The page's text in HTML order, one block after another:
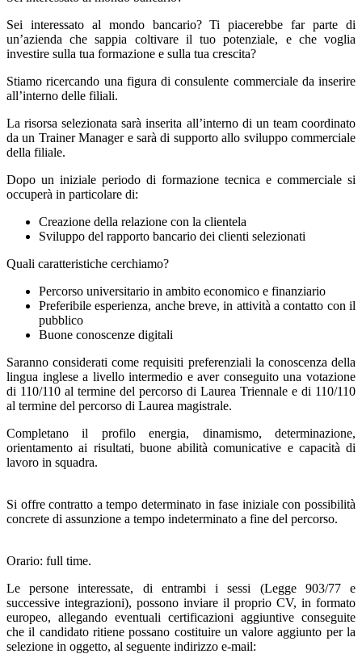
Sei interessato al mondo bancario? Ti piacerebbe far parte di
un’azienda che sappia coltivare il tuo potenziale, e che voglia
investire sulla tua formazione e sulla tua crescita?
Stiamo ricercando una figura di consulente commerciale da inserire
all’interno delle filiali.
La risorsa selezionata sarà inserita all’interno di un team coordinato
da un Trainer Manager e sarà di supporto allo sviluppo commerciale
della filiale.
Dopo un iniziale periodo di formazione tecnica e commerciale si
occuperà in particolare di:
Creazione della relazione con la clientela
Sviluppo del rapporto bancario dei clienti selezionati
Quali caratteristiche cerchiamo?
Percorso universitario in ambito economico e finanziario
Preferibile esperienza, anche breve, in attività a contatto con il
pubblico
Buone conoscenze digitali
Saranno considerati come requisiti preferenziali la conoscenza della
lingua inglese a livello intermedio e aver conseguito una votazione
di 110/110 al termine del percorso di Laurea Triennale e di 110/110
al termine del percorso di Laurea magistrale.
Completano il profilo energia, dinamismo, determinazione,
orientamento ai risultati, buone abilità comunicative e capacità di
lavoro in squadra.
Si offre contratto a tempo determinato in fase iniziale con possibilità
concrete di assunzione a tempo indeterminato a fine del percorso.
Orario: full time.
Le persone interessate, di entrambi i sessi (Legge 903/77 e
successive integrazioni), possono inviare il proprio CV, in formato
europeo, allegando eventuali certificazioni aggiuntive conseguite
che il candidato ritiene possano costituire un valore aggiunto per la
selezione in oggetto, al seguente indirizzo e-mail: